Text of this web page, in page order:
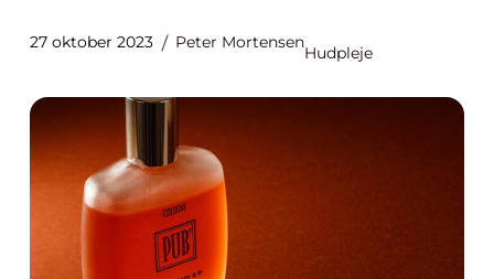
27 oktober 2023 Peter Mortensen
Hudpleje